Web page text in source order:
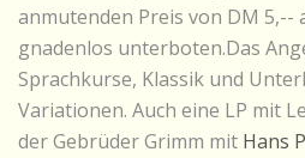
anmutenden Preis von DM 5,--
gnadenlos unterboten.Das
Sprachkurse, Klassik und
Variationen. Auch eine LP mit
der Gebrüder Grimm mit Hans